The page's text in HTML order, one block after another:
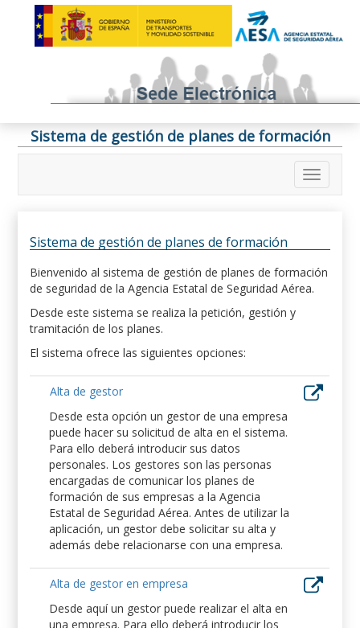
Sistema de gestión de planes de formación
Sistema de gestión de planes de formación
Bienvenido al sistema de gestión de planes de formación
de seguridad de la Agencia Estatal de Seguridad Aérea.
Desde este sistema se realiza la petición, gestión y
tramitación de los planes.
El sistema ofrece las siguientes opciones:
Alta de gestor
Desde esta opción un gestor de una empresa
puede hacer su solicitud de alta en el sistema.
Para ello deberá introducir sus datos
personales. Los gestores son las personas
encargadas de comunicar los planes de
formación de sus empresas a la Agencia
Estatal de Seguridad Aérea. Antes de utilizar la
aplicación, un gestor debe solicitar su alta y
además debe relacionarse con una empresa.
Alta de gestor en empresa
Desde aquí un gestor puede realizar el alta en
una empresa. Para ello deberá introducir los